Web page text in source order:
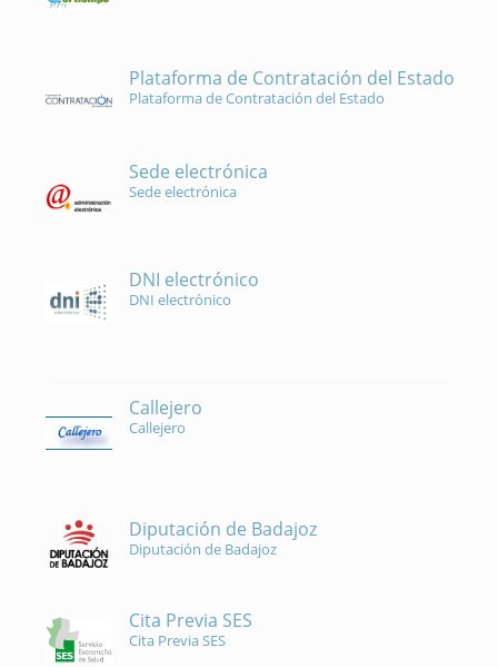
Plataforma de Contratación del Estado
Plataforma de Contratación del Estado
Sede electrónica
Sede electrónica
DNI electrónico
DNI electrónico
Callejero
Callejero
Diputación de Badajoz
Diputación de Badajoz
Cita Previa SES
Cita Previa SES